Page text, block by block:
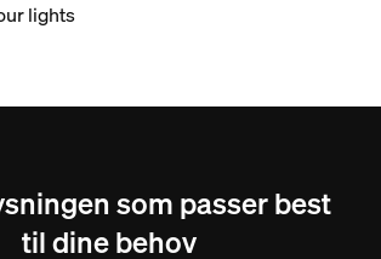
lights
som passer best
til dine behov